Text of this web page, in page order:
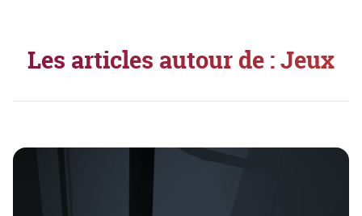
Les articles autour de : Jeux